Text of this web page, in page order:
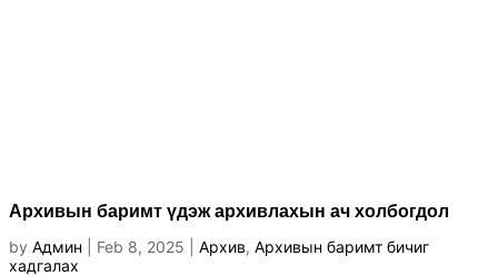
Архивын баримт үдэж архивлахын ач холбогдол
by Админ Feb 8, 2025 Архив, Архивын баримт бичиг
хадгалах